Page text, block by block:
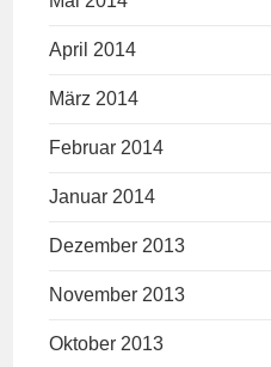
April 2014
März 2014
Februar 2014
Januar 2014
Dezember 2013
November 2013
Oktober 2013